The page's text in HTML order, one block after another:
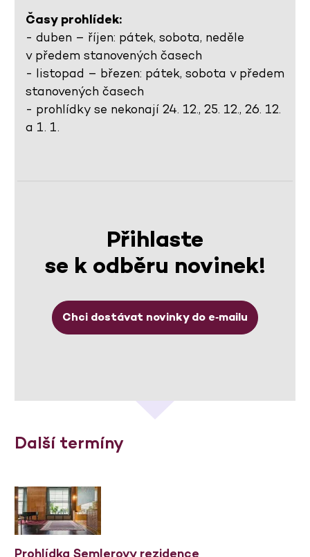
Časy prohlídek:
- duben – říjen: pátek, sobota, neděle
v předem stanovených časech
- listopad – březen: pátek, sobota v předem
stanovených časech
- prohlídky se nekonají 24. 12., 25. 12., 26. 12.
a 1. 1.
Přihlaste
se k odběru novinek!
Chci dostávat novinky do e‑mailu
Další termíny
Prohlídka Semlerovy rezidence